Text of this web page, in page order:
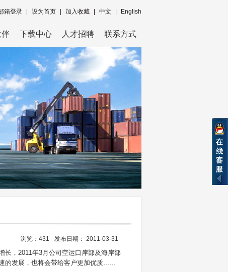
箱登录 设为首页 加入收藏 中文 English
伴 下载中心 人才招聘 联系方式
发布日期： 2011-03-31
浏览：431
长，2011年3月公司空运口岸部及海岸部
的发展，也将会带给客户更加优质......